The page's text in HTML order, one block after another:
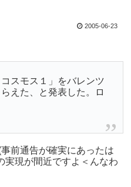
2005-06-23
スモス１」をバレンツ
えた、と発表した。ロ
前通告が確実にあったは
実現が間近ですよ＜んなわ